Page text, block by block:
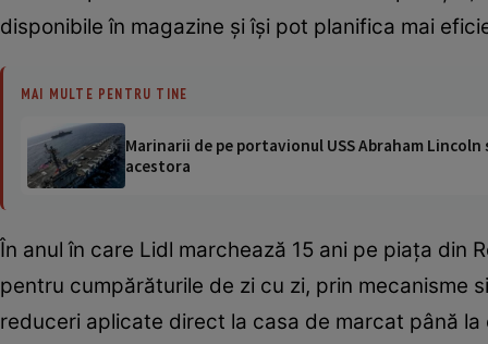
disponibile în magazine și își pot planifica mai
MAI MULTE PENTRU TINE
Marinarii de pe portavionul USS Abraham
acestora
În anul în care Lidl marchează 15 ani pe piața din
pentru cumpărăturile de zi cu zi, prin mecanisme
reduceri aplicate direct la casa de marcat până